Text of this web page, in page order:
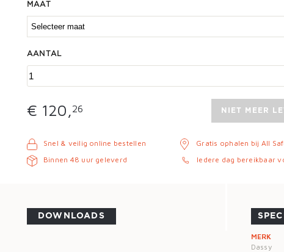
MAAT
AANTAL
€ 120,26 NIET MEER
Snel & veilig online bestellen
Binnen 48 uur geleverd
Gratis ophalen bij All
Iedere dag bereikbaar
DOWNLOADS
MERK
Dassy